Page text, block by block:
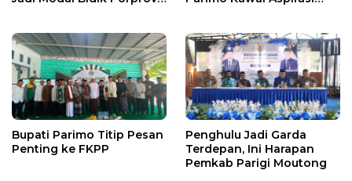
Bupati Parimo Titip Pesan
Penting ke FKPP
Penghulu Jadi Garda
Terdepan, Ini Harapan
Pemkab Parigi Moutong